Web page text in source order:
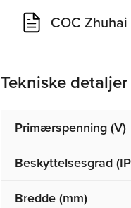
COC
Tekniske detaljer
Primærspenning (V)
Beskyttelsesgrad
Bredde (mm)